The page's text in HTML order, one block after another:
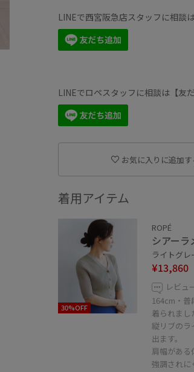
LINEで西宮阪急店スタッフに相談
LINEでロペスタッフに相談は【友
お気に入りに追加す
着用アイテム
30%OFF
ROPÉ
シアー
ライトグレ
¥13,860
レビュ
164cm・普
着られまし
縦リブのラ
出ます。
肩幅がある
強調されに